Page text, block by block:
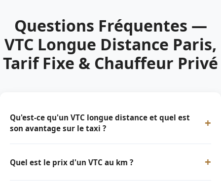
Questions Fréquentes —
VTC Longue Distance Paris,
Tarif Fixe & Chauffeur Privé
Qu'est-ce qu'un VTC longue distance et quel est
son avantage sur le taxi ?
+
Quel est le prix d'un VTC au km ? +